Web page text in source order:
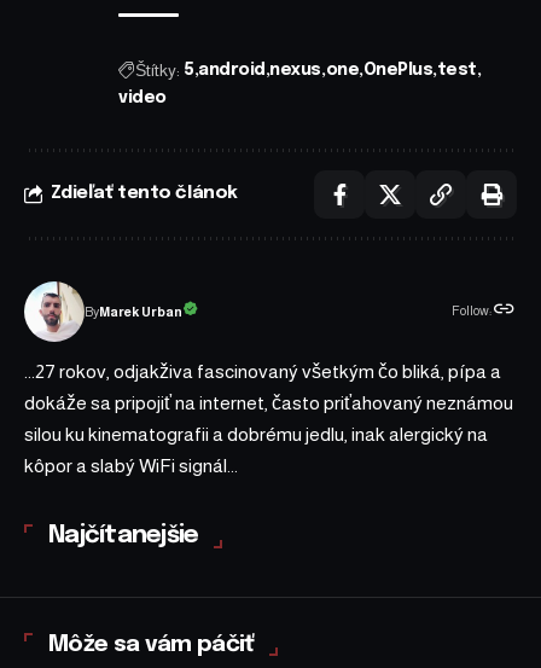
Štítky: 5 android nexus one OnePlus test
video
Zdieľať tento článok
ByMarek Urban Follow:
...27 rokov, odjakživa fascinovaný všetkým čo bliká, pípa a
dokáže sa pripojiť na internet, často priťahovaný neznámou
silou ku kinematografii a dobrému jedlu, inak alergický na
kôpor a slabý WiFi signál...
Najčítanejšie
Môže sa vám páčiť